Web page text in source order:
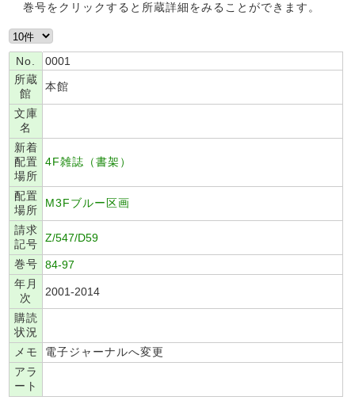
巻号をクリックすると所蔵詳細をみることができます。
No.
0001
所蔵
館
本館
文庫
名
新着
配置
場所
4F雑誌（書架）
配置
場所
M3Fブルー区画
請求
記号
Z/547/D59
巻号
84-97
年月
次
2001-2014
購読
状況
メモ
電子ジャーナルへ変更
アラ
ート